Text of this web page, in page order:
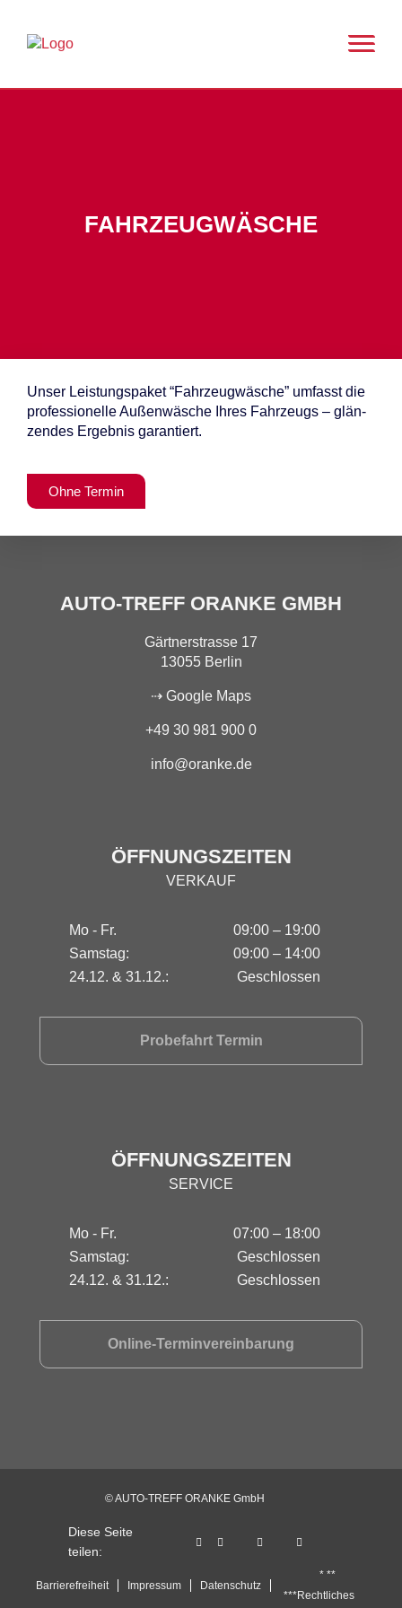
FAHRZEUGWÄSCHE
Un­ser Leis­tungs­pa­ket “Fahr­zeug­wä­sche” um­fasst die
pro­fes­sio­nel­le Au­ßen­wä­sche Ih­res Fahr­zeugs – glän­
zen­des Er­geb­nis ga­ran­tiert.
Ohne Ter­min
AUTO-TREFF ORANKE GMBH
Gärtnerstrasse 17
13055 Berlin
⇢ Google Maps
+49 30 981 900 0
info@oranke.de
ÖFFNUNGSZEITEN
VERKAUF
Mo - Fr.
09:00 – 19:00
Samstag:
09:00 – 14:00
24.12. & 31.12.:
Geschlossen
Probefahrt Termin
ÖFFNUNGSZEITEN
SERVICE
Mo - Fr.
07:00 – 18:00
Samstag:
Geschlossen
24.12. & 31.12.:
Geschlossen
Online-Terminvereinbarung
© AUTO-TREFF ORANKE GmbH
Diese Seite
teilen:
Barrierefreiheit Impressum Datenschutz
* **
***Rechtliches